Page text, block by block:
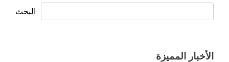
البحث
الأخبار المميزة